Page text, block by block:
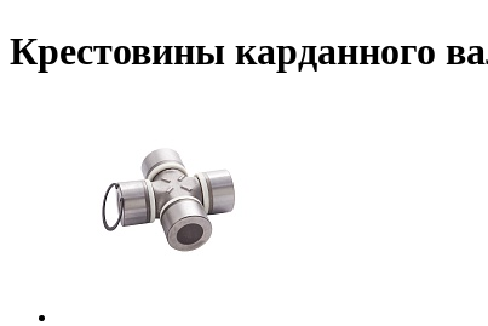
Крестовины карданного